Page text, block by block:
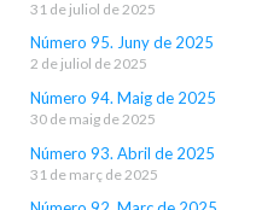
31 de juliol de 2025
Número 95. Juny de 2025
2 de juliol de 2025
Número 94. Maig de 2025
30 de maig de 2025
Número 93. Abril de 2025
31 de març de 2025